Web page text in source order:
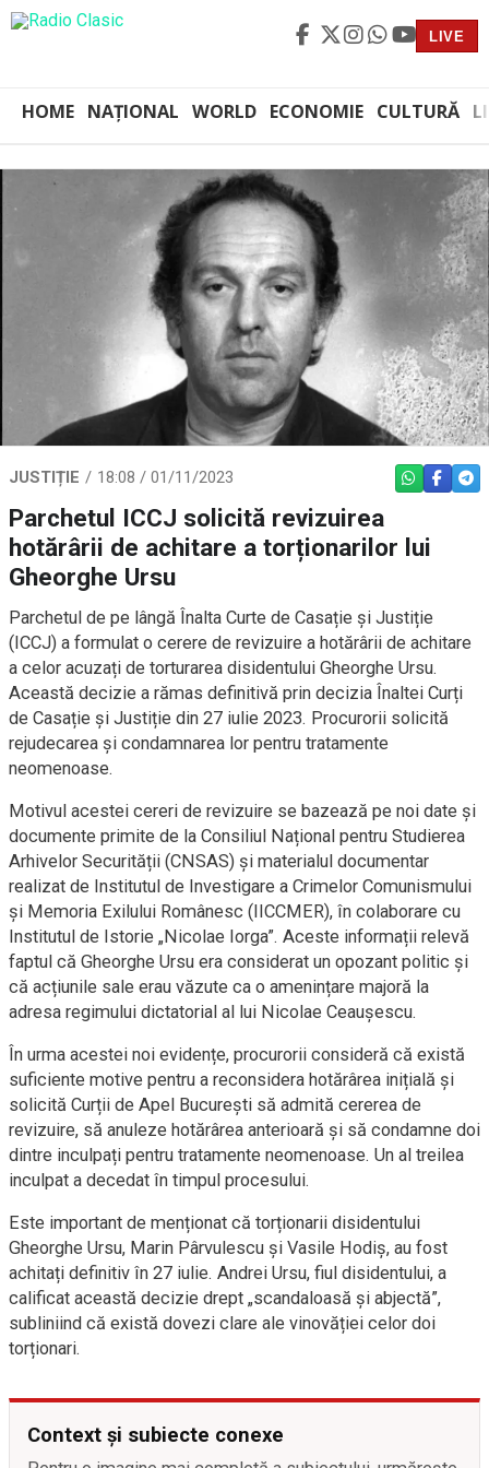
LIVE
HOME NAȚIONAL WORLD ECONOMIE CULTURĂ
JUSTIȚIE 18:08 / 01/11/2023 WHATSAPP
Parchetul ICCJ solicită revizuirea
hotărârii de achitare a torționarilor lui
Gheorghe Ursu
Parchetul de pe lângă Înalta Curte de Casație și Justiție
(ICCJ) a formulat o cerere de revizuire a hotărârii de achitare
a celor acuzați de torturarea disidentului Gheorghe Ursu.
Această decizie a rămas definitivă prin decizia Înaltei Curți
de Casație și Justiție din 27 iulie 2023. Procurorii solicită
rejudecarea și condamnarea lor pentru tratamente
neomenoase.
Motivul acestei cereri de revizuire se bazează pe noi date și
documente primite de la Consiliul Național pentru Studierea
Arhivelor Securității (CNSAS) și materialul documentar
realizat de Institutul de Investigare a Crimelor Comunismului
și Memoria Exilului Românesc (IICCMER), în colaborare cu
Institutul de Istorie „Nicolae Iorga”. Aceste informații relevă
faptul că Gheorghe Ursu era considerat un opozant politic și
că acțiunile sale erau văzute ca o amenințare majoră la
adresa regimului dictatorial al lui Nicolae Ceaușescu.
În urma acestei noi evidențe, procurorii consideră că există
suficiente motive pentru a reconsidera hotărârea inițială și
solicită Curții de Apel București să admită cererea de
revizuire, să anuleze hotărârea anterioară și să condamne doi
dintre inculpați pentru tratamente neomenoase. Un al treilea
inculpat a decedat în timpul procesului.
Este important de menționat că torționarii disidentului
Gheorghe Ursu, Marin Pârvulescu și Vasile Hodiș, au fost
achitați definitiv în 27 iulie. Andrei Ursu, fiul disidentului, a
calificat această decizie drept „scandaloasă și abjectă”,
subliniind că există dovezi clare ale vinovăției celor doi
torționari.
Context și subiecte conexe